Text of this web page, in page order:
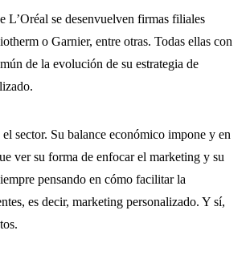
L’Oréal se desenvuelven firmas filiales
o Garnier, entre otras. Todas ellas con
de la evolución de su estrategia de
sector. Su balance económico impone y en
ver su forma de enfocar el marketing y su
pensando en cómo facilitar la
es decir, marketing personalizado. Y sí,